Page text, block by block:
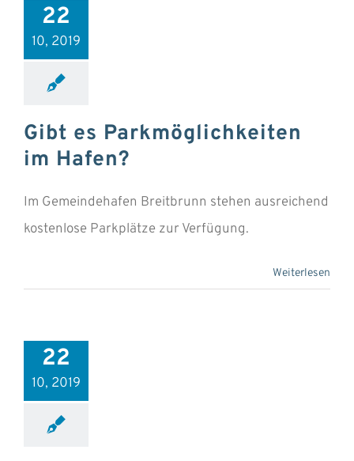
22
10, 2019
Gibt es Parkmöglichkeiten
im Hafen?
Im Gemeindehafen Breitbrunn stehen ausreichend
kostenlose Parkplätze zur Verfügung.
Weiterlesen
22
10, 2019